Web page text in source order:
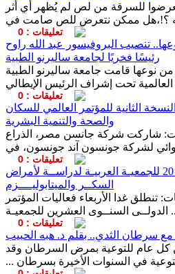
للسرقة من لص لم يُظهر أي أثر
تعليقات : 0
تنصيب البروفيسور عبد الله راوح
رئيسًا فخريًا لجامعة ساليرنو الطبية
نوعها قامت جامعة ساليرنو الطبية
تعليقات : 0
الثانية للمؤتمر العالمي للسكان
والصحة والتنمية البشرية
شاركت شركة جانسن مصر، الذراع
تعليقات : 0
غدا.. انطلاق المؤتمر الدولــى 20 للجمعيـة العربيـة لدراســة لأمراض
السكــر والميتابوليــــزم
تنطلق غدا الأربعاء فعاليات المؤتمر
للجمعيـة ...
تعليقات : 0
سرطان الثدي.. بقلم د. هبه الحبيب
كل عام للتوعية بمرض السرطان وقد
في السنوات الأخيرة بسرطان ...